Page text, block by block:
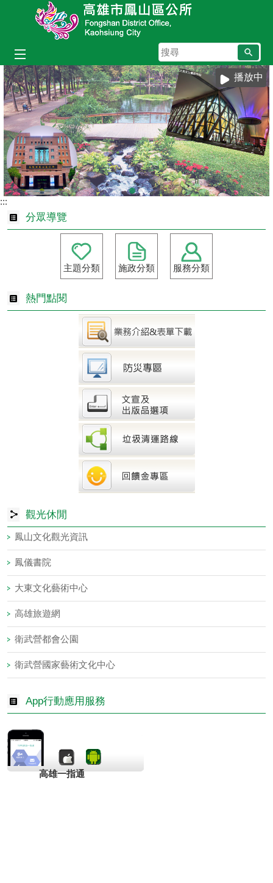
跳到主要內容區塊
搜
尋
播放中
:::
分眾導覽
主題分類 施政分類 服務分類
熱門點閱
觀光休閒
鳳山文化觀光資訊
鳳儀書院
大東文化藝術中心
高雄旅遊網
衛武營都會公園
衛武營國家藝術文化中心
App行動應用服務
高雄一指通